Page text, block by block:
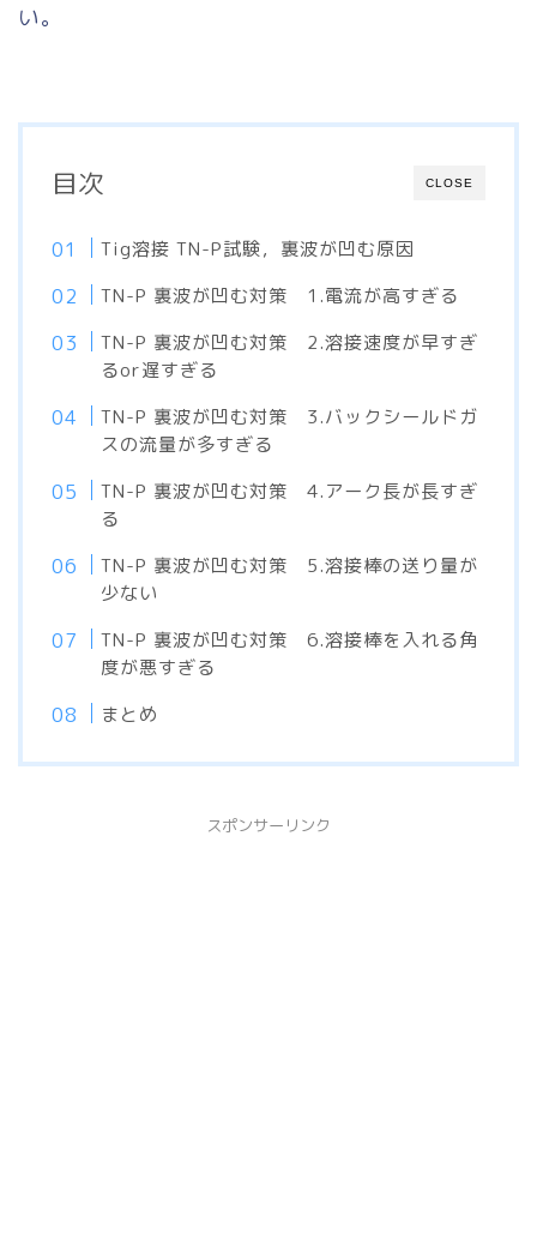
い。
CLOSE
目次
Tig溶接 TN-P試験，裏波が凹む原因
TN-P 裏波が凹む対策 1.電流が高すぎる
TN-P 裏波が凹む対策 2.溶接速度が早すぎ
るor遅すぎる
TN-P 裏波が凹む対策 3.バックシールドガ
スの流量が多すぎる
TN-P 裏波が凹む対策 4.アーク長が長すぎ
る
TN-P 裏波が凹む対策 5.溶接棒の送り量が
少ない
TN-P 裏波が凹む対策 6.溶接棒を入れる角
度が悪すぎる
まとめ
スポンサーリンク